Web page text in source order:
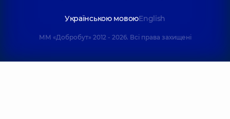
Українською мовоюEnglish
ММ «Добробут» 2012 - 2026. Всі права захищені